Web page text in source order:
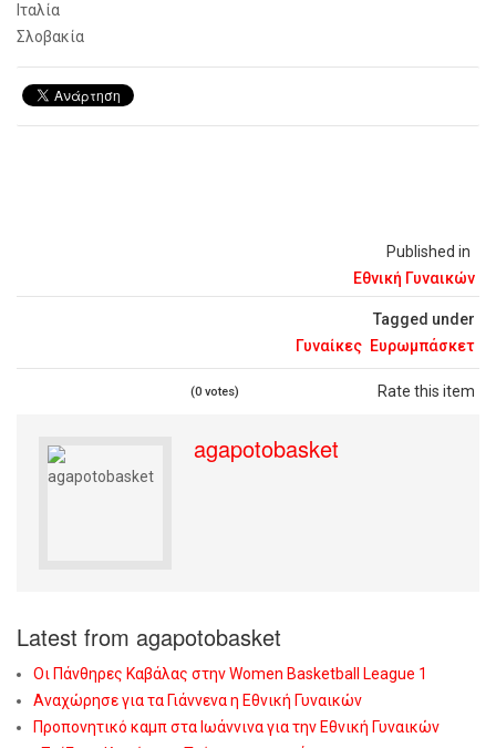
Published in
Εθνική Γυναικών
Tagged under
Γυναίκες Ευρωμπάσκετ
Rate this item
(0 votes)
Ιταλία
Σλοβακία
agapotobasket
Latest from agapotobasket
Οι Πάνθηρες Καβάλας στην Women Basketball League 1
Αναχώρησε για τα Γιάννενα η Εθνική Γυναικών
Προπονητικό καμπ στα Ιωάννινα για την Εθνική Γυναικών